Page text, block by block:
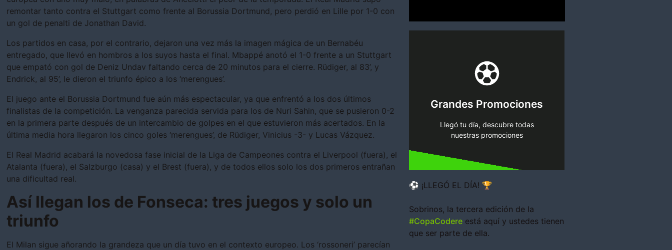
remontar tanto contra el Stuttgart como frente al Borussia Dortmund, pero perdió en Lille por 1-0 con
un gol de penalti de Jonathan David.
Los partidos en casa, por el contrario, dejaron una vez más la imagen mágica de un Bernabéu
entregado, que llevó en hombros a los suyos hasta el final. Mbappé anotó el 1-0 frente a un Stuttgart
que empató con gol de Deniz Undav faltando cerca de 20 minutos para el cierre. Rüdiger, al 83’, y
Endrick, al 95’, le dieron el triunfo épico a los ‘merengues’.
El juego ante el Borussia Dortmund fue aún más espectacular, ya que enfrentó a los dos últimos
finalistas de la competición. La venganza parecida servida para los de Nuri Sahin, que se pusieron 0-2
en la primera parte después de un intercambio de golpes en el que estuvieron más acertados. En la
última media hora llegaron los cinco goles ‘merengues’, de Rüdiger, Vinicius -3- y Lucas Vázquez.
El Real Madrid acabará la novedosa fase inicial de la Liga de Campeones contra el Liverpool (fuera), el
Atalanta (fuera), el Salzburgo (casa) y el Brest (fuera), y de todos ellos solo los dos primeros entrañan
una dificultad real.
Así llegan los de Fonseca: tres juegos y solo un
triunfo
El Milan sigue añorando la grandeza que un día tuvo en el contexto europeo. Los ‘rossoneri’ parecían
Grandes Promociones
Llegó tu día, descubre todas
nuestras promociones
nosotros!
tenemos algo especial para ti. No lo
suerte.
Más Información
⚽ ¡LLEGÓ EL DÍA! 🏆
Sobrinos, la tercera edición de la
#CopaCodereestá aquí y ustedes tienen
que ser parte de ella.